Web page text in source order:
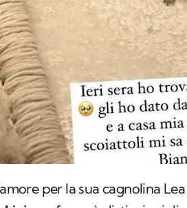
per la sua cagnolina